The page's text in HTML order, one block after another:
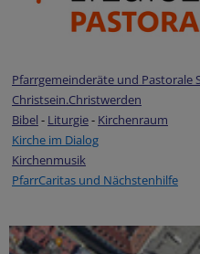
Pfarrgemeinderäte und
Christsein.Christwerden
Bibel - Liturgie- Kirchenraum
Kirche im Dialog
Kirchenmusik
PfarrCaritas und Nächstenhilfe